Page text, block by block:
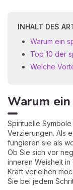
INHALT DES
Warum ein
Top 10 der
Welche
Warum
Spirituelle
Verzierungen. Als
fungieren sie als
Ob Sie sich vor
inneren Weisheit
Kraft verleihen
Sie bei jedem